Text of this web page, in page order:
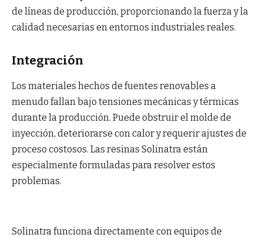
de líneas de producción, proporcionando la fuerza y la
calidad necesarias en entornos industriales reales.
Integración
Los materiales hechos de fuentes renovables a
menudo fallan bajo tensiones mecánicas y térmicas
durante la producción. Puede obstruir el molde de
inyección, deteriorarse con calor y requerir ajustes de
proceso costosos. Las resinas Solinatra están
especialmente formuladas para resolver estos
problemas.
Solinatra funciona directamente con equipos de